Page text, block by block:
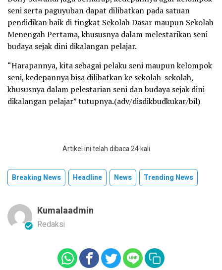
seni serta paguyuban dapat dilibatkan pada satuan
pendidikan baik di tingkat Sekolah Dasar maupun Sekolah
Menengah Pertama, khususnya dalam melestarikan seni
budaya sejak dini dikalangan pelajar.
“Harapannya, kita sebagai pelaku seni maupun kelompok
seni, kedepannya bisa dilibatkan ke sekolah-sekolah,
khususnya dalam pelestarian seni dan budaya sejak dini
dikalangan pelajar” tutupnya.(adv/disdikbudkukar/bil)
Artikel ini telah dibaca 24 kali
Breaking News Headline News Trending News
Kumalaadmin
Redaksi